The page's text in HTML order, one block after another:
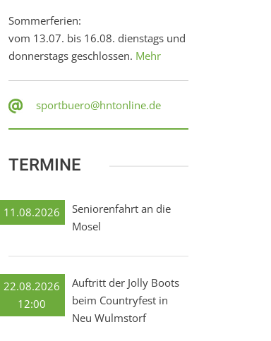
Sommerferien:
vom 13.07. bis 16.08. dienstags und
donnerstags geschlossen. Mehr
sportbuero@hntonline.de
TERMINE
11.08.2026
Seniorenfahrt an die
Mosel
22.08.2026
12:00
Auftritt der Jolly Boots
beim Countryfest in
Neu Wulmstorf